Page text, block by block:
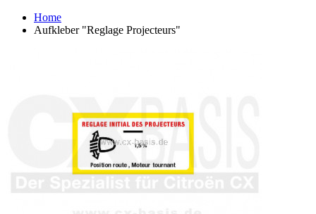
Home
Aufkleber "Reglage Projecteurs"